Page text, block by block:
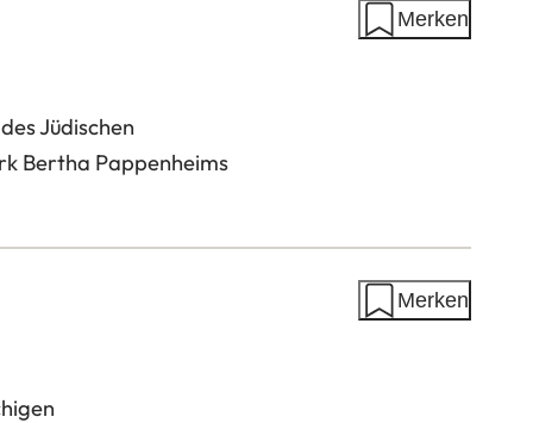
Jüdischen
Bertha Pappenheims
Merken
Merken